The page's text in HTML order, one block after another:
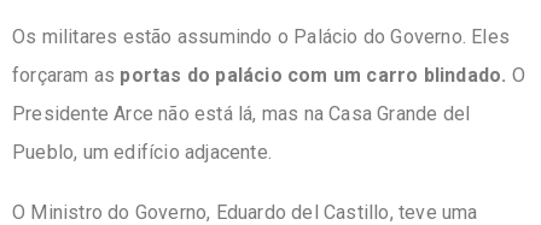
Os militares estão assumindo o Palácio do Governo. Eles
forçaram as portas do palácio com um carro blindado. O
Presidente Arce não está lá, mas na Casa Grande del
Pueblo, um edifício adjacente.
O Ministro do Governo, Eduardo del Castillo, teve uma